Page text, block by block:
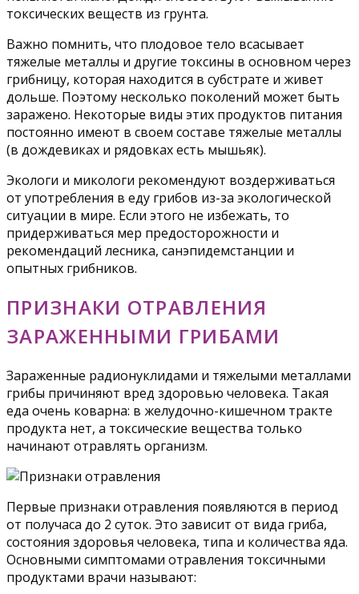
токсических веществ из грунта.
Важно помнить, что плодовое тело всасывает
тяжелые металлы и другие токсины в основном через
грибницу, которая находится в субстрате и живет
дольше. Поэтому несколько поколений может быть
заражено. Некоторые виды этих продуктов питания
постоянно имеют в своем составе тяжелые металлы
(в дождевиках и рядовках есть мышьяк).
Экологи и микологи рекомендуют воздерживаться
от употребления в еду грибов из-за экологической
ситуации в мире. Если этого не избежать, то
придерживаться мер предосторожности и
рекомендаций лесника, санэпидемстанции и
опытных грибников.
ПРИЗНАКИ ОТРАВЛЕНИЯ
ЗАРАЖЕННЫМИ ГРИБАМИ
Зараженные радионуклидами и тяжелыми металлами
грибы причиняют вред здоровью человека. Такая
еда очень коварна: в желудочно-кишечном тракте
продукта нет, а токсические вещества только
начинают отравлять организм.
Первые признаки отравления появляются в период
от получаса до 2 суток. Это зависит от вида гриба,
состояния здоровья человека, типа и количества яда.
Основными симптомами отравления токсичными
продуктами врачи называют: